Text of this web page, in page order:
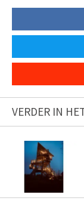
VERDER IN